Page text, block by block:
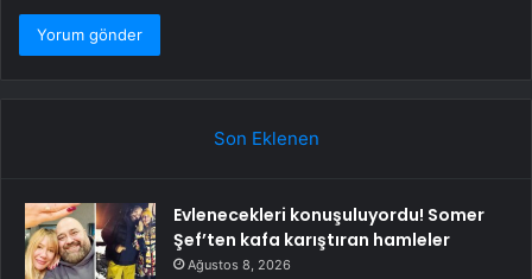
Son Eklenen
Evlenecekleri konuşuluyordu! Somer
Şef’ten kafa karıştıran hamleler
Ağustos 8, 2026